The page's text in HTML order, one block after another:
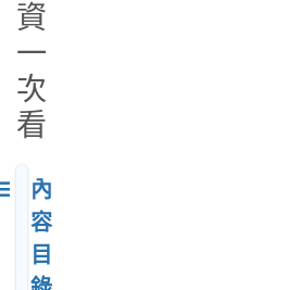
資
一
次
看
內
容
目